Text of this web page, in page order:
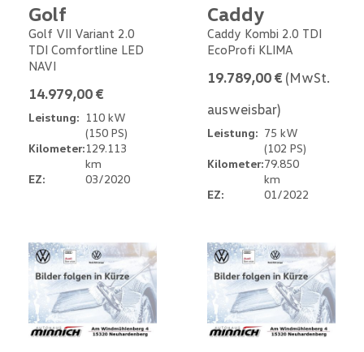
Golf
Golf VII Variant 2.0
TDI Comfortline LED
NAVI
14.979,00 €
Leistung: 110 kW
(150 PS)
Kilometer:129.113
km
EZ:
03/2020
Caddy
Caddy Kombi 2.0 TDI
EcoProfi KLIMA
19.789,00 € (MwSt.
ausweisbar)
Leistung: 75 kW
(102 PS)
Kilometer:79.850
km
EZ:
01/2022